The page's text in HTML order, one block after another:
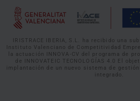
IRISTRACE IBERIA, S.L. ha recibido una
Instituto Valenciano de Competitividad
la actuación INNOVA-CV del programa de
de INNOVATEIC TECNOLOGÍAS 4.0 El
implantación de un nuevo sistema de
integrado.